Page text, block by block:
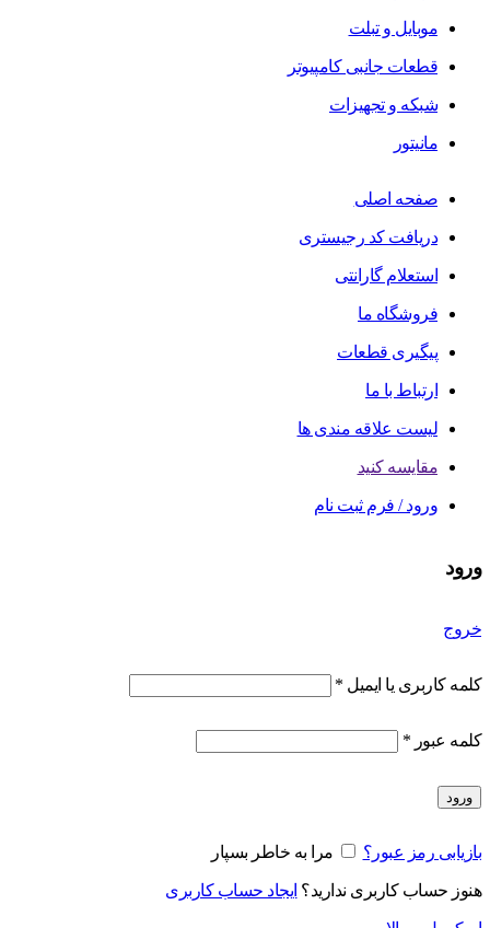
موبایل و تبلت
قطعات جانبی کامپیوتر
شبکه و تجهیزات
مانیتور
صفحه اصلی
دریافت کد رجیستری
استعلام گارانتی
فروشگاه ما
پیگیری قطعات
ارتباط با ما
لیست علاقه مندی ها
مقایسه کنید
ورود / فرم ثبت نام
ورود
خروج
کلمه کاربری یا ایمیل *
کلمه عبور *
ورود
بازیابی رمز عبور؟ مرا به خاطر بسپار
هنوز حساب کاربری ندارید؟ ایجاد حساب کاربری